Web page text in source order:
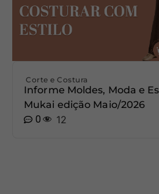
Corte e Costura
Informe Moldes, Moda e
Mukai edição Maio/2026
0
12